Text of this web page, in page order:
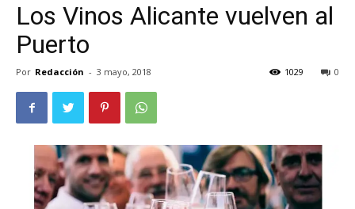
Los Vinos Alicante vuelven al
Puerto
Por Redacción - 3 mayo, 2018 0
1029